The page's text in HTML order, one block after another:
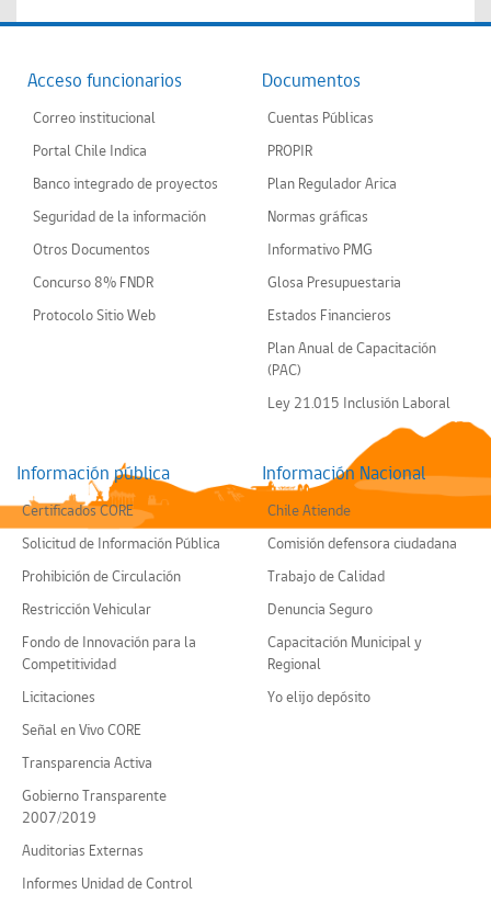
Acceso funcionarios
Correo institucional
Portal Chile Indica
Banco integrado de proyectos
Seguridad de la información
Otros Documentos
Concurso 8% FNDR
Protocolo Sitio Web
Documentos
Cuentas Públicas
PROPIR
Plan Regulador Arica
Normas gráficas
Informativo PMG
Glosa Presupuestaria
Estados Financieros
Plan Anual de Capacitación
(PAC)
Ley 21.015 Inclusión Laboral
Información pública
Certificados CORE
Solicitud de Información Pública
Prohibición de Circulación
Restricción Vehicular
Fondo de Innovación para la
Competitividad
Licitaciones
Señal en Vivo CORE
Transparencia Activa
Gobierno Transparente
2007/2019
Auditorias Externas
Informes Unidad de Control
Información Nacional
Chile Atiende
Comisión defensora ciudadana
Trabajo de Calidad
Denuncia Seguro
Capacitación Municipal y
Regional
Yo elijo depósito